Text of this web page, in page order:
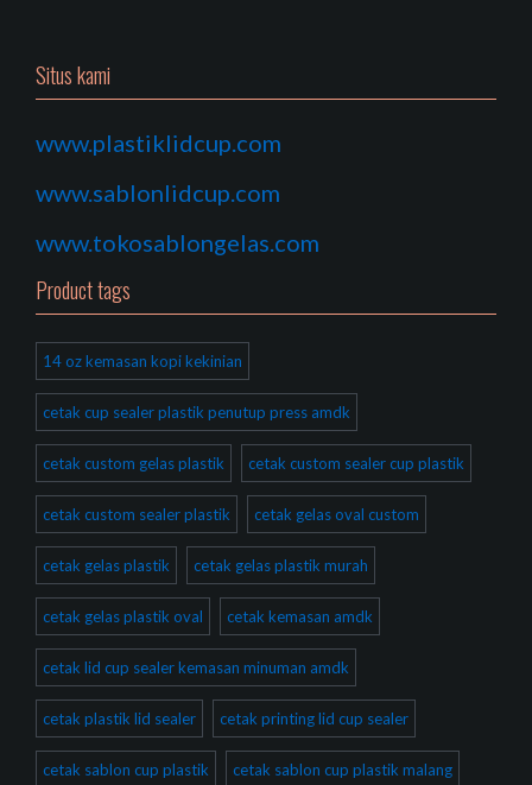
Situs kami
www.plastiklidcup.com
www.sablonlidcup.com
www.tokosablongelas.com
Product tags
14 oz kemasan kopi kekinian
cetak cup sealer plastik penutup press amdk
cetak custom gelas plastik cetak custom sealer cup plastik
cetak custom sealer plastik cetak gelas oval custom
cetak gelas plastik cetak gelas plastik murah
cetak gelas plastik oval cetak kemasan amdk
cetak lid cup sealer kemasan minuman amdk
cetak plastik lid sealer cetak printing lid cup sealer
cetak sablon cup plastik cetak sablon cup plastik malang